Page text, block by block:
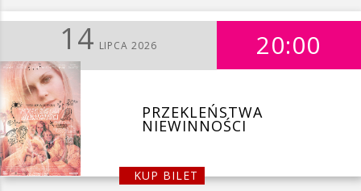
14 LIPCA 2026 20:00
PRZEKLEŃSTWA
NIEWINNOŚCI
KUP BILET